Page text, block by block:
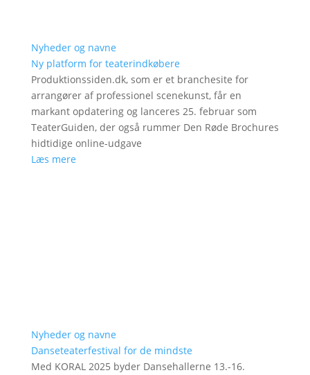
Nyheder og navne
Ny platform for teaterindkøbere
Produktionssiden.dk, som er et branchesite for
arrangører af professionel scenekunst, får en
markant opdatering og lanceres 25. februar som
TeaterGuiden, der også rummer Den Røde Brochures
hidtidige online-udgave
Læs mere
Nyheder og navne
Danseteaterfestival for de mindste
Med KORAL 2025 byder Dansehallerne 13.-16.